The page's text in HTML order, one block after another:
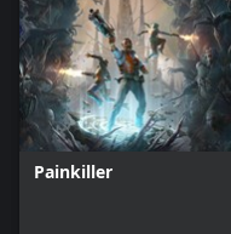
Painkiller